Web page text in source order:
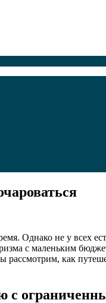
Однако не у всех
с маленьким
как
с